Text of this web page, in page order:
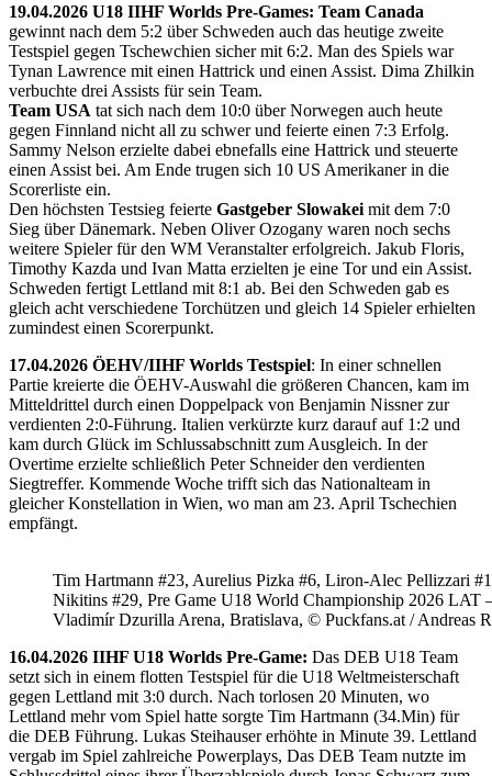
19.04.2026 U18 IIHF Worlds Pre-Games: Team Canada
gewinnt nach dem 5:2 über Schweden auch das heutige zweite
Testspiel gegen Tschewchien sicher mit 6:2. Man des Spiels war
Tynan Lawrence mit einen Hattrick und einen Assist. Dima Zhilkin
verbuchte drei Assists für sein Team.
Team USA tat sich nach dem 10:0 über Norwegen auch heute
gegen Finnland nicht all zu schwer und feierte einen 7:3 Erfolg.
Sammy Nelson erzielte dabei ebnefalls eine Hattrick und steuerte
einen Assist bei. Am Ende trugen sich 10 US Amerikaner in die
Scorerliste ein.
Den höchsten Testsieg feierte Gastgeber Slowakei mit dem 7:0
Sieg über Dänemark. Neben Oliver Ozogany waren noch sechs
weitere Spieler für den WM Veranstalter erfolgreich. Jakub Floris,
Timothy Kazda und Ivan Matta erzielten je eine Tor und ein Assist.
Schweden fertigt Lettland mit 8:1 ab. Bei den Schweden gab es
gleich acht verschiedene Torchützen und gleich 14 Spieler erhielten
zumindest einen Scorerpunkt.
17.04.2026 ÖEHV/IIHF Worlds Testspiel: In einer schnellen
Partie kreierte die ÖEHV-Auswahl die größeren Chancen, kam im
Mitteldrittel durch einen Doppelpack von Benjamin Nissner zur
verdienten 2:0-Führung. Italien verkürzte kurz darauf auf 1:2 und
kam durch Glück im Schlussabschnitt zum Ausgleich. In der
Overtime erzielte schließlich Peter Schneider den verdienten
Siegtreffer. Kommende Woche trifft sich das Nationalteam in
gleicher Konstellation in Wien, wo man am 23. April Tschechien
empfängt.
Tim Hartmann #23, Aurelius Pizka #6, Liron-Alec Pellizzari
Nikitins #29, Pre Game U18 World Championship 2026 LAT
Vladimír Dzurilla Arena, Bratislava, © Puckfans.at / Andreas
16.04.2026 IIHF U18 Worlds Pre-Game: Das DEB U18 Team
setzt sich in einem flotten Testspiel für die U18 Weltmeisterschaft
gegen Lettland mit 3:0 durch. Nach torlosen 20 Minuten, wo
Lettland mehr vom Spiel hatte sorgte Tim Hartmann (34.Min) für
die DEB Führung. Lukas Steihauser erhöhte in Minute 39. Lettland
vergab im Spiel zahlreiche Powerplays, Das DEB Team nutzte im